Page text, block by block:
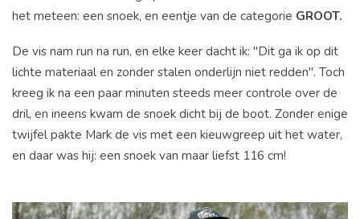
het meteen: een snoek, en eentje van de categorie GROOT.
De vis nam run na run, en elke keer dacht ik: "Dit ga ik op dit
lichte materiaal en zonder stalen onderlijn niet redden". Toch
kreeg ik na een paar minuten steeds meer controle over de
dril, en ineens kwam de snoek dicht bij de boot. Zonder enige
twijfel pakte Mark de vis met een kieuwgreep uit het water,
en daar was hij: een snoek van maar liefst 116 cm!